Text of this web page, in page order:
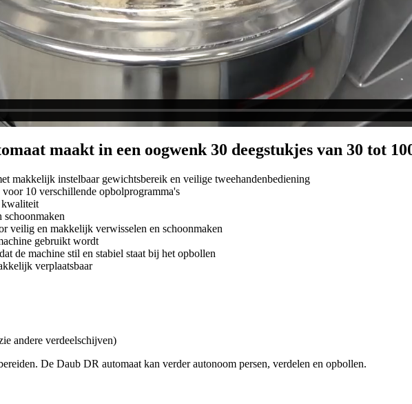
maakt in een oogwenk 30 deegstukjes van 30 tot
makkelijk instelbaar gewichtsbereik en veilige tweehandenbediening
10 verschillende opbolprogramma's
kwaliteit
schoonmaken
veilig en makkelijk verwisselen en schoonmaken
gebruikt wordt
de machine stil en stabiel staat bij het opbollen
verplaatsbaar
andere verdeelschijven)
De Daub DR automaat kan verder autonoom persen, verdelen en opbollen.